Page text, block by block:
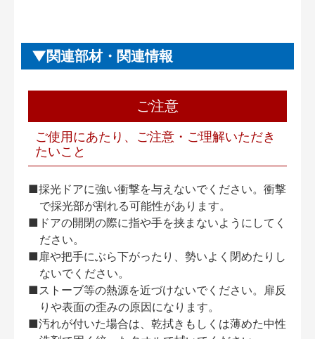
関連部材・関連情報
ご注意
ご使用にあたり、ご注意・ご理解いただき
たいこと
■採光ドアに強い衝撃を与えないでください。衝撃
で採光部が割れる可能性があります。
■ドアの開閉の際に指や手を挟まないようにしてく
ださい。
■扉や把手にぶら下がったり、勢いよく閉めたりし
ないでください。
■ストーブ等の熱源を近づけないでください。扉反
りや表面の歪みの原因になります。
■汚れが付いた場合は、乾拭きもしくは薄めた中性